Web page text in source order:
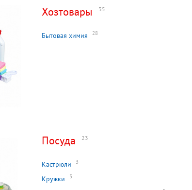
Хозтовары 35
Бытовая химия 28
Посуда 23
Кастрюли 3
Кружки 3